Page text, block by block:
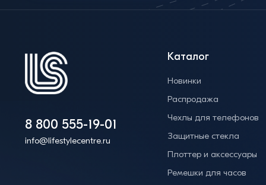
8 800 555-19-01
info@lifestylecentre.ru
Каталог
Новинки
Распродажа
Чехлы для телефонов
Защитные стекла
Плоттер и аксессуары
Ремешки для часов